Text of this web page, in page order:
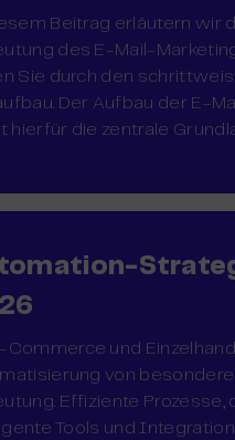
Beitrag erläutern wir
des E-Mail-
Sie durch den
Der Aufbau der E-
hierfür die zentrale
Commerce und
von
Effiziente Prozesse,
Tools und